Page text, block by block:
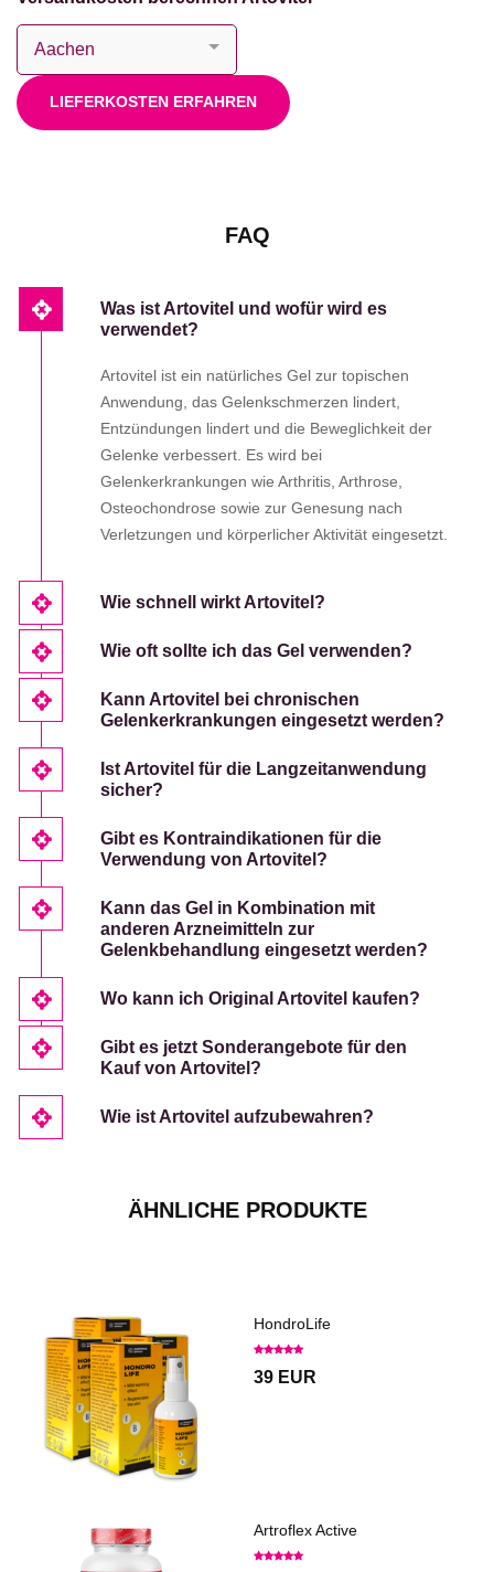
LIEFERKOSTEN ERFAHREN
FAQ
Was ist Artovitel und wofür wird es
verwendet?
Artovitel ist ein natürliches Gel zur topischen
Anwendung, das Gelenkschmerzen lindert,
Entzündungen lindert und die Beweglichkeit der
Gelenke verbessert. Es wird bei
Gelenkerkrankungen wie Arthritis, Arthrose,
Osteochondrose sowie zur Genesung nach
Verletzungen und körperlicher Aktivität eingesetzt.
Wie schnell wirkt Artovitel?
Wie oft sollte ich das Gel verwenden?
Kann Artovitel bei chronischen
Gelenkerkrankungen eingesetzt werden?
Ist Artovitel für die Langzeitanwendung
sicher?
Gibt es Kontraindikationen für die
Verwendung von Artovitel?
Kann das Gel in Kombination mit
anderen Arzneimitteln zur
Gelenkbehandlung eingesetzt werden?
Wo kann ich Original Artovitel kaufen?
Gibt es jetzt Sonderangebote für den
Kauf von Artovitel?
Wie ist Artovitel aufzubewahren?
ÄHNLICHE PRODUKTE
HondroLife
39 EUR
Artroflex Active